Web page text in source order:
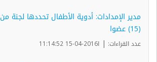
مدير الإمدادات: أدوية الأطفال تحددها لجنة من
(15) عضوا
عدد القراءات: | ا2016-04-15 11:14:52